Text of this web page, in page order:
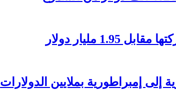
مليار دولار
إمبراطورية بملايين الدولارات